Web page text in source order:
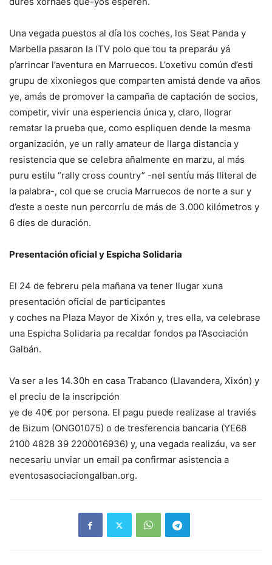
Una vegada puestos al día los coches, los Seat Panda y
Marbella pasaron la ITV polo que tou ta preparáu yá
p’arrincar l’aventura en Marruecos. L’oxetivu común d’esti
grupu de xixoniegos que comparten amistá dende va años
ye, amás de promover la campaña de captación de socios,
competir, vivir una esperiencia única y, claro, llograr
rematar la prueba que, como espliquen dende la mesma
organización, ye un rally amateur de llarga distancia y
resistencia que se celebra añalmente en marzu, al más
puru estilu “rally cross country” -nel sentíu más lliteral de
la palabra-, col que se crucia Marruecos de norte a sur y
d’este a oeste nun percorríu de más de 3.000 kilómetros y
6 díes de duración.
Presentación oficial y Espicha Solidaria
El 24 de febreru pela mañana va tener llugar xuna
presentación oficial de participantes
y coches na Plaza Mayor de Xixón y, tres ella, va celebrase
una Espicha Solidaria pa recaldar fondos pa l’Asociación
Galbán.
Va ser a les 14.30h en casa Trabanco (Llavandera, Xixón) y
el preciu de la inscripción
ye de 40€ por persona. El pagu puede realizase al traviés
de Bizum (ONG01075) o de tresferencia bancaria (YE68
2100 4828 39 2200016936) y, una vegada realizáu, va ser
necesariu unviar un email pa confirmar asistencia a
eventosasociaciongalban.org.